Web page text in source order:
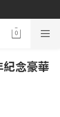
念豪華